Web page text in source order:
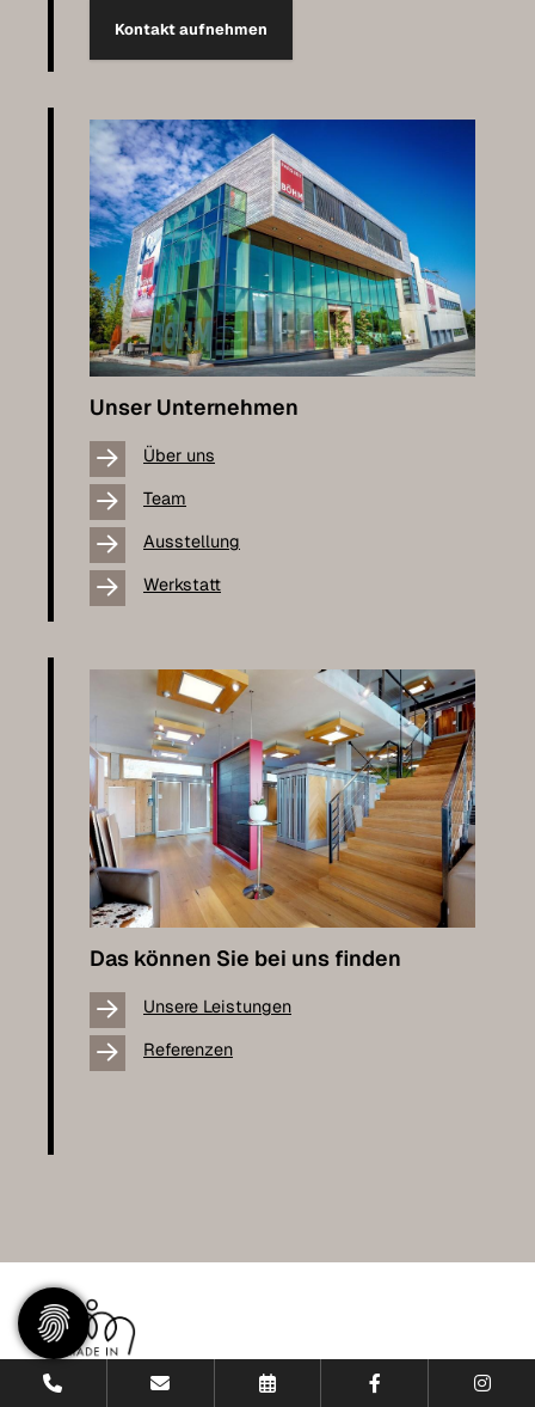
Kontakt aufnehmen
Unser Unternehmen
Über uns
Team
Ausstellung
Werkstatt
Das können Sie bei uns finden
Unsere Leistungen
Referenzen